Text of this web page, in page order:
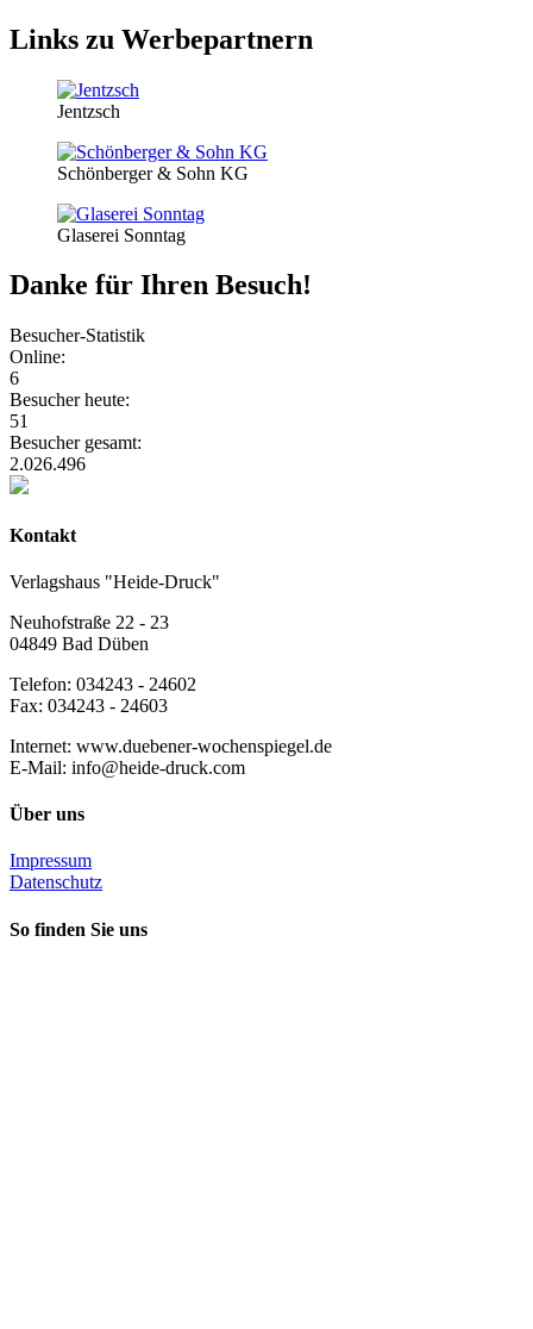
Links zu Werbepartnern
Jentzsch
Schönberger & Sohn KG
Glaserei Sonntag
Danke für Ihren Besuch!
Besucher-Statistik
Online:
6
Besucher heute:
51
Besucher gesamt:
2.026.496
Kontakt
Verlagshaus "Heide-Druck"
Neuhofstraße 22 - 23
04849 Bad Düben
Telefon: 034243 - 24602
Fax: 034243 - 24603
Internet: www.duebener-wochenspiegel.de
E-Mail: info@heide-druck.com
Über uns
Impressum
Datenschutz
So finden Sie uns